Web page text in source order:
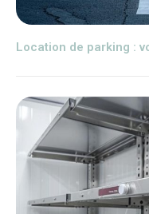
Location de parking :